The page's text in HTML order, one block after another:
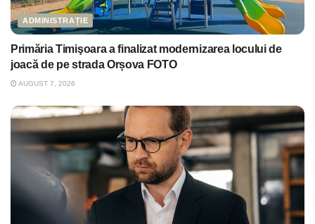
ADMINISTRAȚIE
Primăria Timişoara a finalizat modernizarea locului de
joacă de pe strada Orșova FOTO
AUGUST 7, 2026